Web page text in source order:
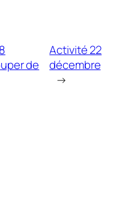
de
Activité 22
décembre
→